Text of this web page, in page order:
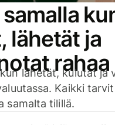
lähetät ja
rahaa
lähetät, kulutat ja
Kaikki
samalta tilillä.